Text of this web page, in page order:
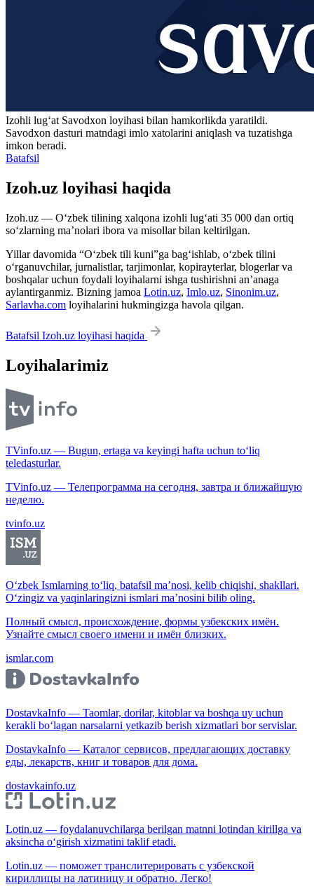
Izohli lugʻat Savodxon loyihasi bilan hamkorlikda yaratildi.
Savodxon dasturi matndagi imlo xatolarini aniqlash va tuzatishga
imkon beradi.
Batafsil
Izoh.uz loyihasi haqida
Izoh.uz — O‘zbek tilining xalqona izohli lug‘ati 35 000 dan ortiq
so‘zlarning ma’nolari ibora va misollar bilan keltirilgan.
Yillar davomida “O‘zbek tili kuni”ga bag‘ishlab, o‘zbek tilini
o‘rganuvchilar, jurnalistlar, tarjimonlar, kopirayterlar, blogerlar va
boshqalar uchun foydali loyihalarni ishga tushirishni an’anaga
aylantirganmiz. Bizning jamoa Lotin.uz, Imlo.uz, Sinonim.uz,
Sarlavha.com loyihalarini hukmingizga havola qilgan.
Batafsil Izoh.uz loyihasi haqida
Loyihalarimiz
TVinfo.uz — Bugun, ertaga va keyingi hafta uchun to‘liq
teledasturlar.
TVinfo.uz — Телепрограмма на сегодня, завтра и ближайшую
неделю.
tvinfo.uz
O‘zbek Ismlarning to‘liq, batafsil ma’nosi, kelib chiqishi, shakllari.
O‘zingiz va yaqinlaringizni ismlari ma’nosini bilib oling.
Полный смысл, происхождение, формы узбекских имён.
Узнайте смысл своего имени и имён близких.
ismlar.com
DostavkaInfo — Taomlar, dorilar, kitoblar va boshqa uy uchun
kerakli bo‘lagan narsalarni yetkazib berish xizmatlari bor servislar.
DostavkaInfo — Каталог сервисов, предлагающих доставку
еды, лекарств, книг и товаров для дома.
dostavkainfo.uz
Lotin.uz — foydalanuvchilarga berilgan matnni lotindan kirillga va
aksincha o‘girish xizmatini taklif etadi.
Lotin.uz — поможет транслитерировать с узбекской
кириллицы на латиницу и обратно. Легко!